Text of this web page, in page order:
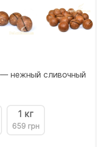
нежный сливочный
1 кг
659 грн